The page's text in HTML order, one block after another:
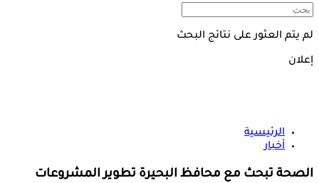
لم يتم العثور على نتائج البحث
إعلان
الرئيسية
أخبار
الصحة تبحث مع محافظ البحيرة تطوير المشروعات